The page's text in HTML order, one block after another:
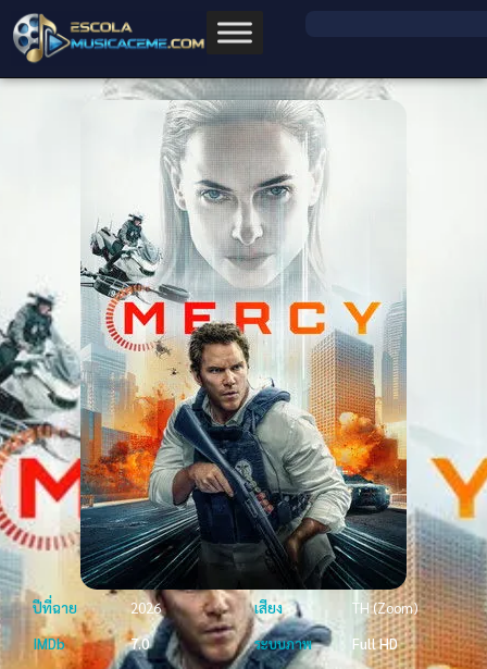
ปีที่ฉาย 2026 เสียง
TH (Zoom)
IMDb
7.0 ระบบภาพ
Full HD